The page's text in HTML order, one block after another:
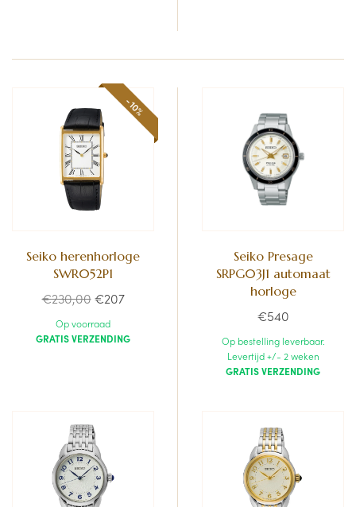
Seiko herenhorloge
SWR052P1
Normale
prijs
€230,00
-10%
€207
Op voorraad
GRATIS VERZENDING
Seiko Presage
SRPG03J1 automaat
horloge
€540
Op bestelling leverbaar.
Levertijd +/- 2 weken
GRATIS VERZENDING